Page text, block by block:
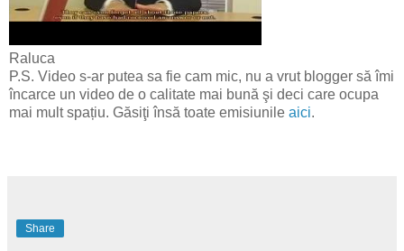
Raluca
P.S. Video s-ar putea sa fie cam mic, nu a vrut blogger să îmi
încarce un video de o calitate mai bună şi deci care ocupa
mai mult spațiu. Găsiţi însă toate emisiunile aici.
Share